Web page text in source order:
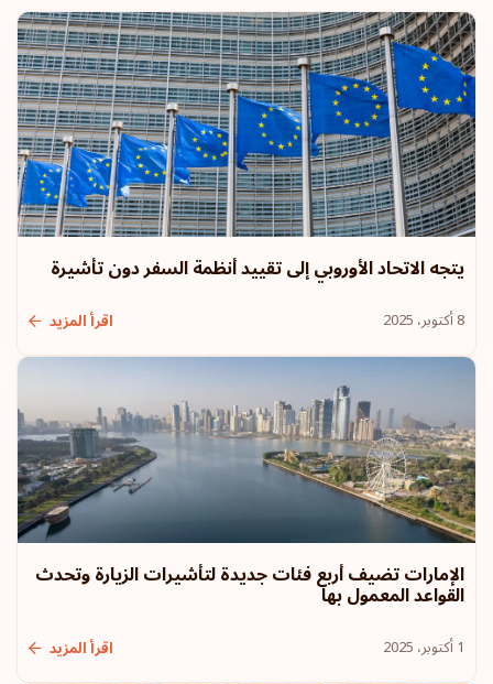
يتجه الاتحاد الأوروبي إلى تقييد أنظمة السفر دون تأشيرة
8 أكتوبر، 2025 اقرأ المزيد
الإمارات تضيف أربع فئات جديدة لتأشيرات الزيارة وتحدث
القواعد المعمول بها
1 أكتوبر، 2025 اقرأ المزيد